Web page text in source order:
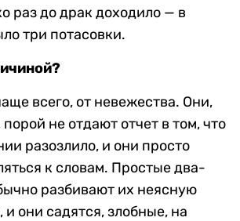
раз до драк доходило — в
три потасовки.
всего, от невежества. Они,
не отдают отчет в том, что
разозлило, и они просто
к словам. Простые два-
разбивают их неясную
они садятся, злобные, на